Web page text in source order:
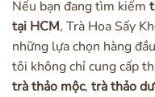
Nếu bạn đang tìm kiếm
tại HCM, Trà Hoa Sấy
những lựa chọn hàng
tôi không chỉ cung cấp
trà thảo mộc, trà thảo